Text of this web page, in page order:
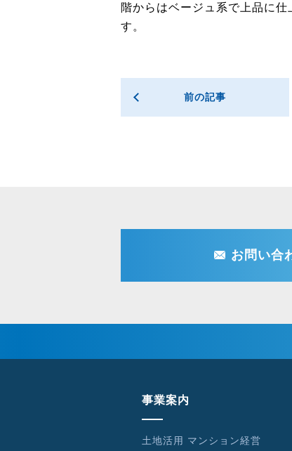
階からはベージュ系で上品に
す。
前の記事
お問い合
事業案内
土地活用 マンション経営